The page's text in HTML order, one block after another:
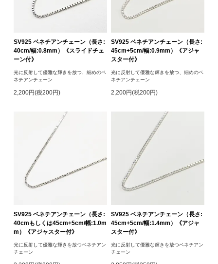
SV925 ベネチアンチェーン（長さ:
40cm/幅:0.8mm）《スライドチェ
ーン付》
光に反射して優雅な輝きを放つ、細めのベ
ネチアンチェーン
2,200円(税200円)
SV925 ベネチアンチェーン（長さ:
45cm+5cm/幅:0.9mm）《アジャ
スター付》
光に反射して優雅な輝きを放つ、細めのベ
ネチアンチェーン
2,200円(税200円)
SV925 ベネチアンチェーン（長さ:
40cmもしくは45cm+5cm/幅:1.0m
m）《アジャスター付》
光に反射して優雅な輝きを放つベネチアン
チェーン
SV925 ベネチアンチェーン（長さ:
45cm+5cm/幅:1.4mm）《アジャ
スター付》
光に反射して優雅な輝きを放つベネチアン
チェーン